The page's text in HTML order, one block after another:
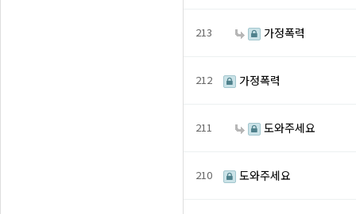
213 가정폭력
212 가정폭력
211 도와주세요
210 도와주세요